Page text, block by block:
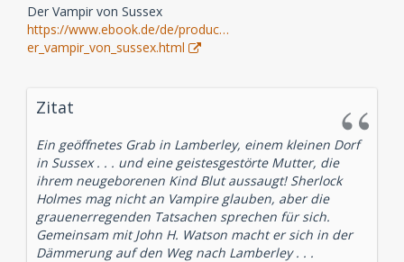
Der Vampir von Sussex
https://www.ebook.de/de/produc…
er_vampir_von_sussex.html
Zitat
Ein geöffnetes Grab in Lamberley, einem kleinen Dorf
in Sussex . . . und eine geistesgestörte Mutter, die
ihrem neugeborenen Kind Blut aussaugt! Sherlock
Holmes mag nicht an Vampire glauben, aber die
grauenerregenden Tatsachen sprechen für sich.
Gemeinsam mit John H. Watson macht er sich in der
Dämmerung auf den Weg nach Lamberley . . .